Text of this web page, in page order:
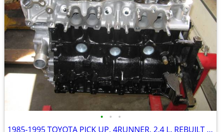
• • •
1985-1995 TOYOTA PICK UP, 4RUNNER, 2.4 L. REBUILT ENGINE